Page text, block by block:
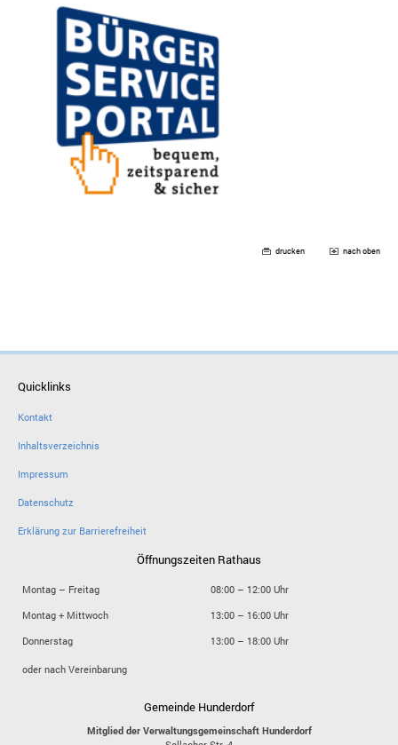
drucken nach oben
Quicklinks
Kontakt
Inhaltsverzeichnis
Impressum
Datenschutz
Erklärung zur Barrierefreiheit
Öffnungszeiten Rathaus
Montag – Freitag
08:00 – 12:00 Uhr
Montag + Mittwoch
13:00 – 16:00 Uhr
Donnerstag
13:00 – 18:00 Uhr
oder nach Vereinbarung
Gemeinde Hunderdorf
Mitglied der Verwaltungsgemeinschaft Hunderdorf